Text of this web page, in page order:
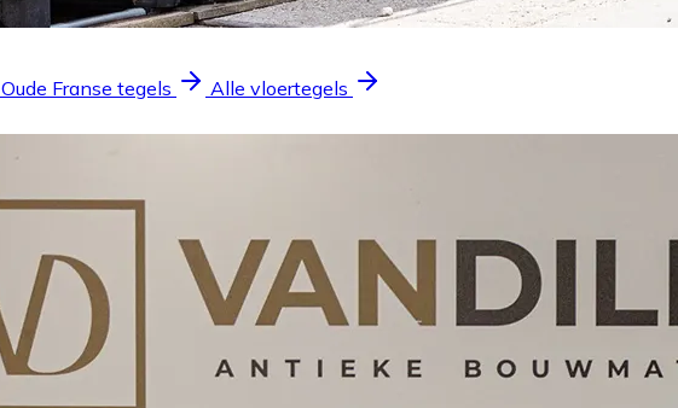
Oude Franse tegels
Alle vloertegels